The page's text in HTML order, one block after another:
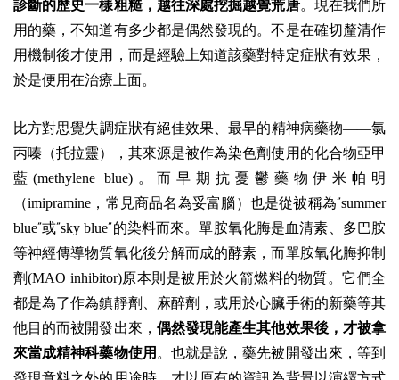
診斷的歷史一樣粗糙，越往深處挖掘越覺荒唐。現在我們所
用的藥，不知道有多少都是偶然發現的。不是在確切釐清作
用機制後才使用，而是經驗上知道該藥對特定症狀有效果，
於是便用在治療上面。
比方對思覺失調症狀有絕佳效果、最早的精神病藥物——氯
丙嗪（托拉靈），其來源是被作為染色劑使用的化合物亞甲
藍(methylene blue)。而早期抗憂鬱藥物伊米帕明
（imipramine，常見商品名為妥富腦）也是從被稱為”summer
blue”或”sky blue”的染料而來。單胺氧化脢是血清素、多巴胺
等神經傳導物質氧化後分解而成的酵素，而單胺氧化脢抑制
劑(MAO inhibitor)原本則是被用於火箭燃料的物質。它們全
都是為了作為鎮靜劑、麻醉劑，或用於心臟手術的新藥等其
他目的而被開發出來， 偶然發現能產生其他效果後，才被拿
來當成精神科藥物使用 。也就是說，藥先被開發出來，等到